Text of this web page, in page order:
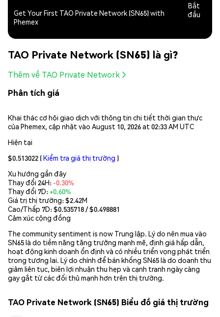
Get Your First TAO Private Network (SN65) with
Phemex
Bắt
đầu
TAO Private Network (SN65) là gì?
Thêm về TAO Private Network
Phân tích giá
Khai thác cơ hội giao dịch với thông tin chi tiết thời gian thực
của Phemex, cập nhật vào August 10, 2026 at 02:33 AM UTC
Hiện tại
$0.513022 (Kiểm tra giá thị trường )
Xu hướng gần đây
Thay đổi 24H: -0.30%
Thay đổi 7D:+0.60%
Giá trị thị trường:$2.42M
Cao/Thấp 7D: $0.535718/ $0.498881
Cảm xúc cộng đồng
The community sentiment is now Trung lập. Lý do nên mua vào
SN65 là do tiềm năng tăng trưởng mạnh mẽ, định giá hấp dẫn,
hoạt động kinh doanh ổn định và có nhiều triển vọng phát triển
trong tương lai. Lý do chính để bán khống SN65 là do doanh thu
giảm liên tục, biên lợi nhuận thu hẹp và cạnh tranh ngày càng
gay gắt từ các đối thủ mạnh hơn trên thị trường.
TAO Private Network (SN65) Biểu đồ giá thị trường